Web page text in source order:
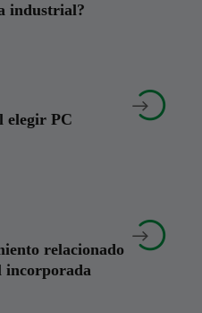
industrial?
elegir PC


relacionado
incorporada

